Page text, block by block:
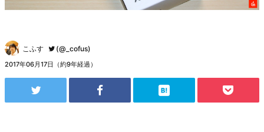
こふす (@_cofus)
2017年06月17日（約9年経過）